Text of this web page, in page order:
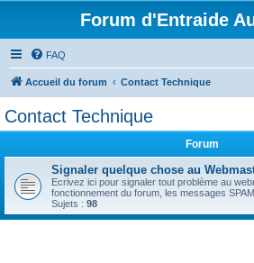
Forum d'Entraide
FAQ
Accueil du forum Contact Technique
Contact Technique
Forum
Signaler quelque chose au
Ecrivez ici pour signaler tout problème au
fonctionnement du forum, les messages
Sujets : 98